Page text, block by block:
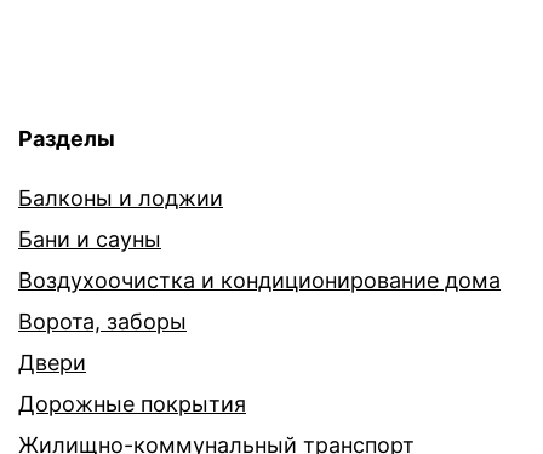
Разделы
Балконы и лоджии
Бани и сауны
Воздухоочистка и кондиционирование дома
Ворота, заборы
Двери
Дорожные покрытия
Жилищно-коммунальный транспорт